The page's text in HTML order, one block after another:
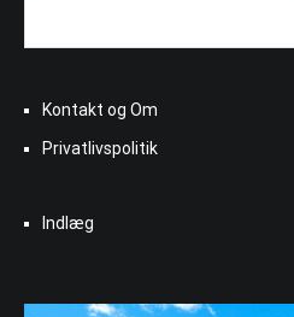
Kontakt og Om
Privatlivspolitik
Indlæg